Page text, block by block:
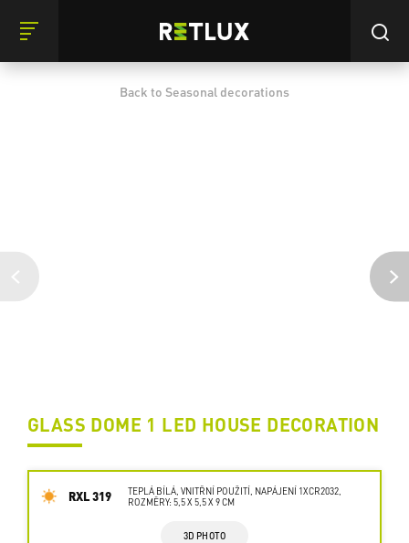
Back to Seasonal decorations
GLASS DOME 1 LED HOUSE DECORATION
RXL 319
TEPLÁ BÍLÁ, VNITŘNÍ POUŽITÍ, NAPÁJENÍ 1XCR2032,
ROZMĚRY: 5,5 X 5,5 X 9 CM
3D PHOTO